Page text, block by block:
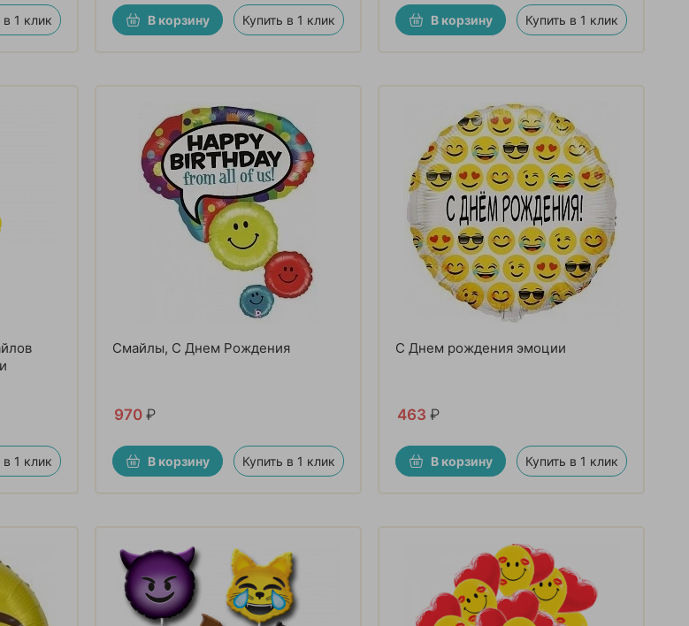
в 1 клик В корзину Купить в 1 клик В корзину Купить в 1 клик
в 1 клик
Смайлы, С Днем Рождения
970 ₽
В корзину Купить в 1 клик
С Днем рождения эмоции
463 ₽
В корзину Купить в 1 клик